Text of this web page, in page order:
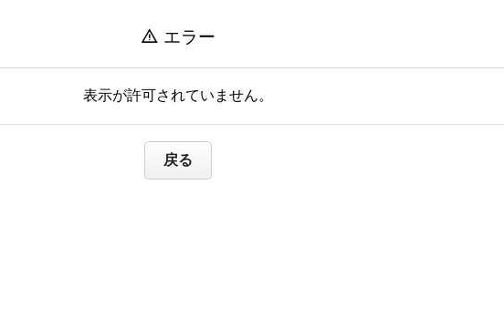
warning エラー
表示が許可されていません。